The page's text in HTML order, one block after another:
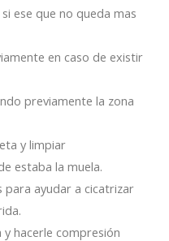
ese que no queda mas
en caso de existir
previamente la zona
y limpiar
estaba la muela.
para ayudar a cicatrizar
y hacerle compresión